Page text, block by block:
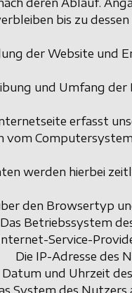
deren Ablauf.
bis zu dessen
der Website und
und Umfang
erfasst
vom
werden hierbei
den Browsertyp
Das Betriebssystem
Service-
Die IP-Adresse des
Datum und Uhrzeit
System des